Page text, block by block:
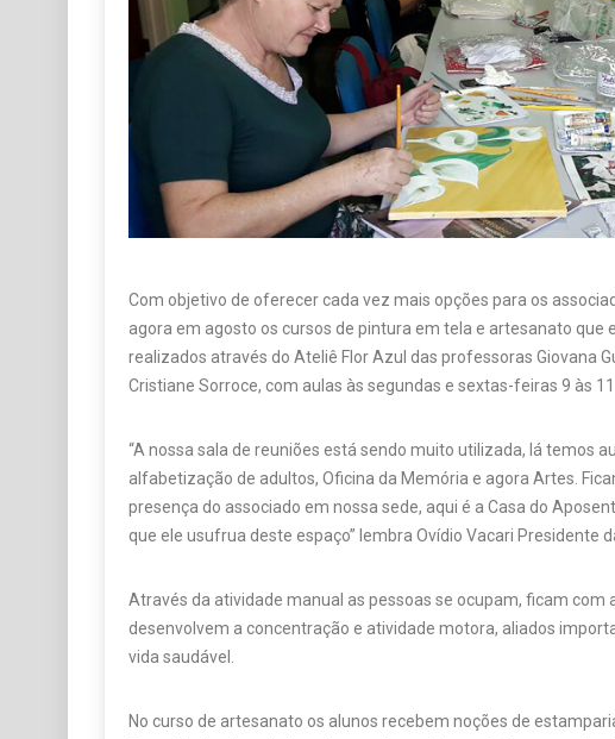
Com objetivo de oferecer cada vez mais opções para os
agora em agosto os cursos de pintura em tela e artesanato que
realizados através do Ateliê Flor Azul das professoras Giovana
Cristiane Sorroce, com aulas às segundas e sextas-feiras 9 às
“A nossa sala de reuniões está sendo muito utilizada, lá temos
alfabetização de adultos, Oficina da Memória e agora Artes.
presença do associado em nossa sede, aqui é a Casa do
que ele usufrua deste espaço” lembra Ovídio Vacari Presidente
Através da atividade manual as pessoas se ocupam, ficam com
desenvolvem a concentração e atividade motora, aliados
vida saudável.
No curso de artesanato os alunos recebem noções de